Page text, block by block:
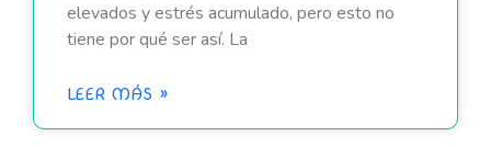
elevados y estrés acumulado, pero esto no
tiene por qué ser así. La
LEER MÁS »